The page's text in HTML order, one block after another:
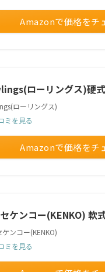
Amazonで価格をチ
ローリングス)硬
ローリングス)
ミを見る
Amazonで価格をチ
ケンコー(KENKO) 軟
ケンコー(KENKO)
ミを見る